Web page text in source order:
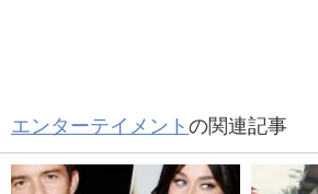
エンターテイメント の関連記事